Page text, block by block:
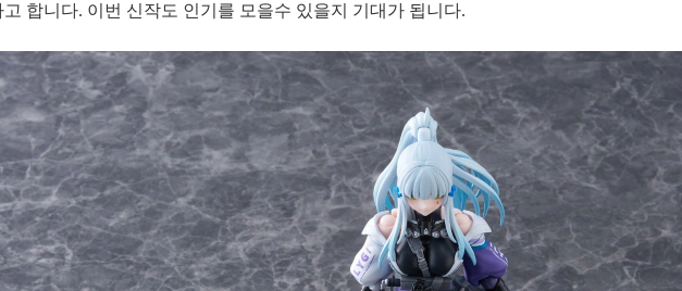
고 합니다. 이번 신작도 인기를 모을수 있을지 기대가 됩니다.